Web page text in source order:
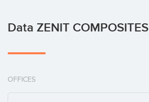
Data ZENIT COMPOSITES
OFFICES